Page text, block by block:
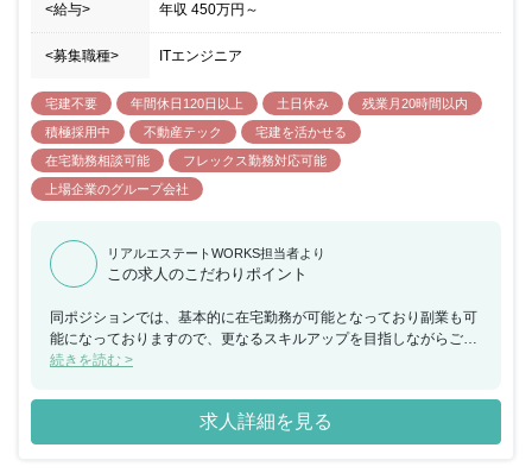
<給与> 年収 450万円 ～
<募集職種> ITエンジニア
宅建不要 年間休日120日以上 土日休み
残業月20時間以内
積極採用中
不動産テック
宅建を活かせる
在宅勤務相談可能
フレックス勤務対応可能
上場企業のグループ会社
リアルエステートWORKS担当者より
この求人のこだわりポイント
同ポジションでは、基本的に在宅勤務が可能となっており副業も可
能になっておりますので、更なるスキルアップを目指しながらご勤
務いただくことが可能になります。 組織構成として、エンジニアは
割り振っており、プロダクトの大きさや難易度によってチーム人数
体制を変えて業務に取り組んでいる職場環境になります。 残業もほ
ぼない状況で、有給取得率（91.5％）と高い水準となっており、ワ
続きを読む >
求人詳細を見る